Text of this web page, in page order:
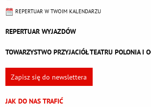
REPERTUAR W TWOIM KALENDARZU
REPERTUAR WYJAZDÓW
TOWARZYSTWO PRZYJACIÓŁ TEATRU POLONIA I
Zapisz się do newslettera
JAK DO NAS TRAFIĆ